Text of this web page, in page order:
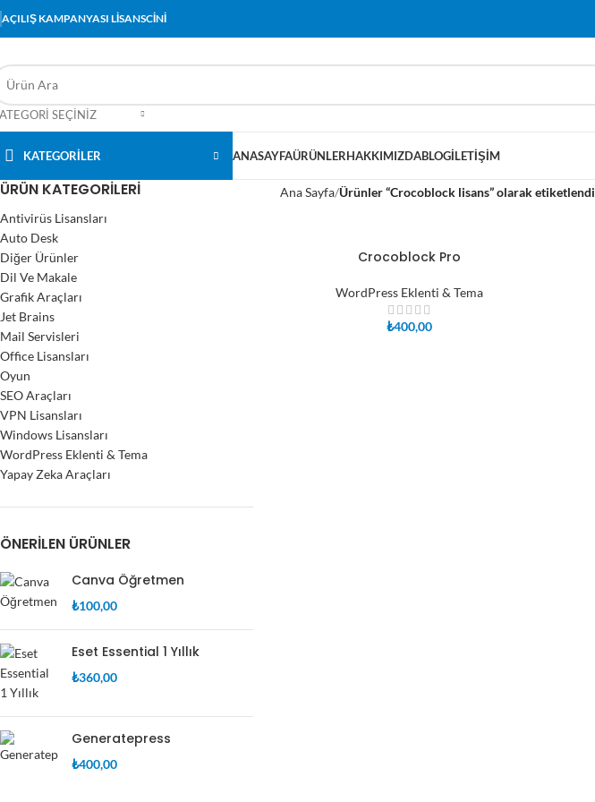
AÇILIŞ KAMPANYASI LİSANSCİNİ
SEÇINIZ
KATEGORİLER ANASAYFAÜRÜNLERHAKKIMIZDABLOGİLETIŞIM
ÜRÜN KATEGORILERI
Antivirüs Lisansları
Auto Desk
Diğer Ürünler
Dil Ve Makale
Grafik Araçları
Jet Brains
Mail Servisleri
Office Lisansları
Oyun
SEO Araçları
VPN Lisansları
Windows Lisansları
WordPress Eklenti & Tema
Yapay Zeka Araçları
ÖNERILEN ÜRÜNLER
Canva Öğretmen
₺100,00
Eset Essential 1 Yıllık
₺360,00
Generatepress
₺400,00
Ana Sayfa Ürünler “Crocoblock lisans” olarak etiketlendi
Crocoblock Pro
WordPress Eklenti & Tema
₺400,00